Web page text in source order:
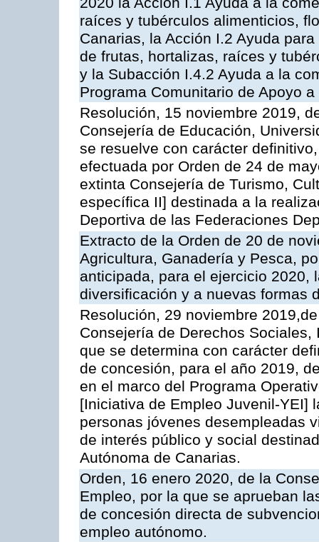
raíces y tubérculos alimenticios,
Canarias, la Acción I.2 Ayuda
de frutas, hortalizas, raíces y
y la Subacción I.4.2 Ayuda a la
Programa Comunitario de Apoyo
Resolución, 15 noviembre 2019,
Consejería de Educación,
se resuelve con carácter
efectuada por Orden de 24 de
extinta Consejería de Turismo,
específica II] destinada a la
Deportiva de las Federaciones
Extracto de la Orden de 20 de
Agricultura, Ganadería y Pesca,
anticipada, para el ejercicio 2020,
diversificación y a nuevas formas
Resolución, 29 noviembre
Consejería de Derechos
que se determina con carácter
de concesión, para el año 2019,
en el marco del Programa
[Iniciativa de Empleo Juvenil-YEI]
personas jóvenes desempleadas
de interés público y social
Autónoma de Canarias.
Orden, 16 enero 2020, de la
Empleo, por la que se aprueban
de concesión directa de
empleo autónomo.